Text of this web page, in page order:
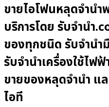
ขายไอโฟนหลุดจำนำ
บริการโดย รับจํานํา
ของทุกชนิด รับจำนำ
รับจำนำเครื่องใช้ไฟ
ขายของหลุดจำนำ แ
ไอที